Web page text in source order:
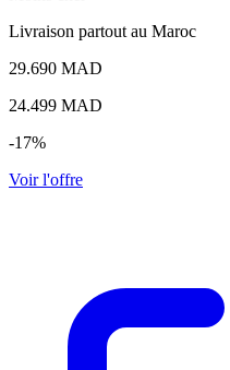
Livraison partout au Maroc
29.690 MAD
24.499 MAD
-17%
Voir l'offre